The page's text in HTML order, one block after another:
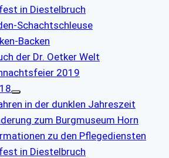
in Diestelbruch
Schachtschleuse
Backen
der Dr. Oetker Welt
2019
in der dunklen Jahreszeit
zum Burgmuseum Horn
zu den Pflegediensten
in Diestelbruch